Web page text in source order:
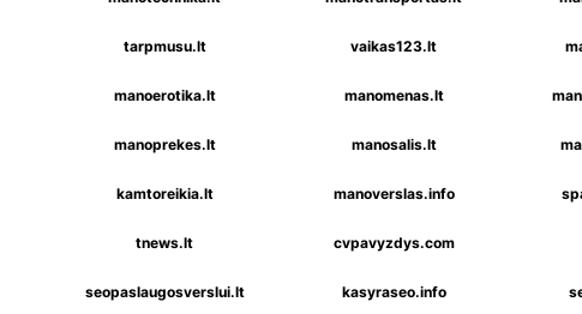
tarpmusu.lt vaikas123.lt
manoerotika.lt manomenas.lt
manoprekes.lt manosalis.lt
kamtoreikia.lt manoverslas.info
tnews.lt cvpavyzdys.com
seopaslaugosverslui.lt kasyraseo.info